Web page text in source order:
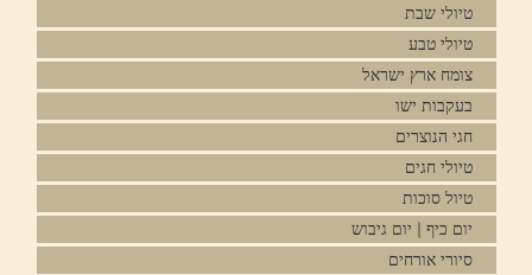
טיולי שבת
טיולי טבע
צומח ארץ ישראל
בעקבות ישו
חגי הנוצרים
טיולי חגים
טיול סוכות
יום כיף | יום גיבוש
סיורי אורחים